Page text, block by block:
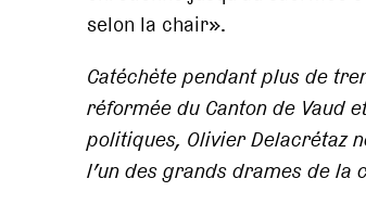
selon la chair».
Catéchète pendant plus de
réformée du Canton de Vaud
politiques, Olivier Delacrétaz
l’un des grands drames de la